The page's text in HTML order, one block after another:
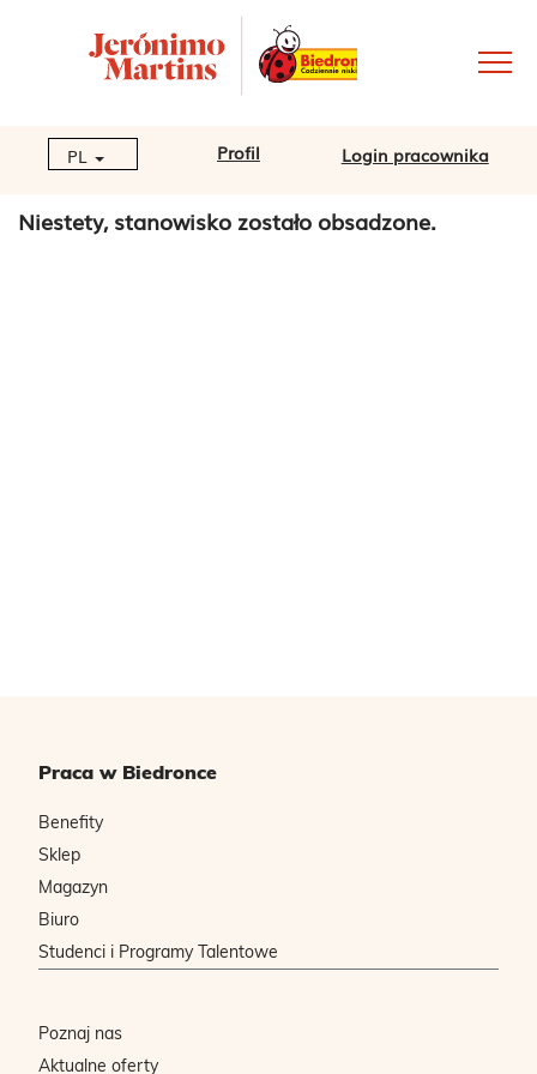
PL Profil Login pracownika
Niestety, stanowisko zostało obsadzone.
Praca w Biedronce
Benefity
Sklep
Magazyn
Biuro
Studenci i Programy Talentowe
Poznaj nas
Aktualne oferty